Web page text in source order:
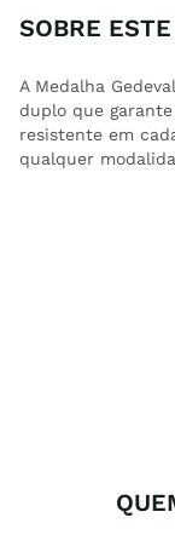
SOBRE
A Medalha
duplo que
resistente em
qualquer